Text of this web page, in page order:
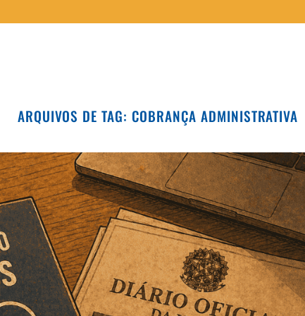
ARQUIVOS DE TAG: COBRANÇA ADMINISTRATIVA